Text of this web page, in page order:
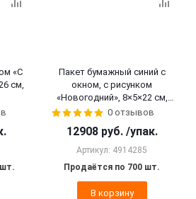
«С
см,
Пакет бумажный синий с
окном, с рисунком
«Новогодний», 8×5×22 см,
700 шт.
0 отзывов
12908 руб. /упак.
Артикул: 4914285
Продаётся по 700 шт.
В корзину